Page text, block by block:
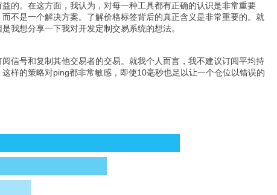
的。在这方面，我认为，对每一种工具都有正确的认识是非常重要
不是一个解决方案。了解价格标签背后的真正含义是非常重要的。就
我想分享一下我对开发定制交易系统的想法。
信号和复制其他交易者的交易。就我个人而言，我不建议订阅平均持
样的策略对ping都非常敏感，即使10毫秒也足以让一个仓位以错误的